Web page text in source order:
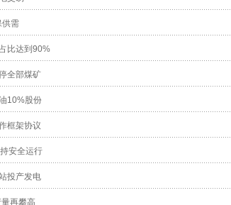
供需
比达到90%
全部煤矿
10%股份
框架协议
安全运行
投产发电
再攀高